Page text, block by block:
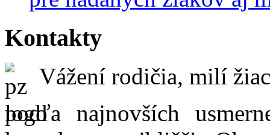
Kontakty
Vážení rodičia, milí
podľa najnovších